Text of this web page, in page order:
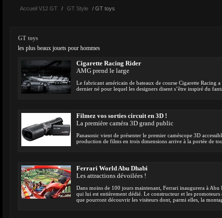
Accueil V12 GT / GT Style / GT toys
GT toys
les plus beaux jouets pour hommes
Cigarette Racing Rider
AMG prend le large
Le fabricant américain de bateaux de course Cigarette Racing
dernier né pour lequel les designers disent s’être inspiré du
Filmez vos sorties circuit en 3D !
La première caméra 3D grand public
Panasonic vient de présenter le premier caméscope 3D
production de films en trois dimensions arrive à la portée de
Ferrari World Abu Dhabi
Les attractions dévoilées !
Dans moins de 100 jours maintenant, Ferrari inaugurera à
qui lui est entièrement dédié. Le constructeur et les
que pourront découvrir les visiteurs dont, parmi elles, la